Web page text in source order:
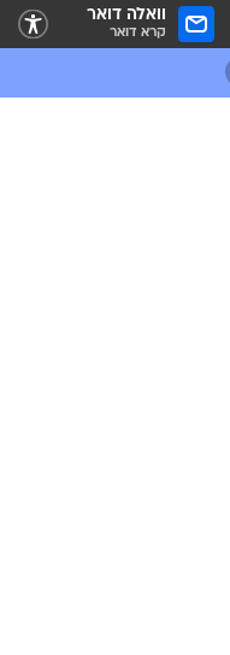
וואלה דואר
קרא דואר